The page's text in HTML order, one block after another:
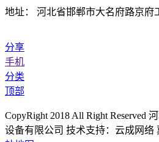
地址： 河北省邯郸市大名府路京府
分享
手机
分类
顶部
CopyRight 2018 All Right Reserved
设备有限公司 技术支持：云成网络